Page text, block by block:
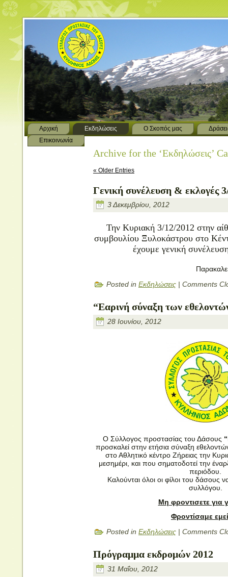
Αρχική Εκδηλώσεις Ο Σκοπός μας
Επικοινωνία
Archive for the ‘Εκδηλώσεις’
« Older Entries
Γενική συνέλευση & εκλογές
3 Δεκεμβρίου, 2012
Την Κυριακή 3/12/2012 στην
συμβουλίου Ξυλοκάστρου στο
έχουμε γενική
Posted in Εκδηλώσεις | Comments
“Εαρινή σύναξη των
28 Ιουνίου, 2012
Ο Σύλλογος προστασίας του Δάσους
προσκαλεί στην ετήσια σύναξη
στο Αθλητικό κέντρο Ζήρειας την
μεσημέρι, και που σηματοδοτεί την
περιόδου.
Καλούνται όλοι οι φίλοι του δάσους
συλλόγου.
Μη φροντισετε για
Φροντίσαμε
Posted in Εκδηλώσεις | Comments
Πρόγραμμα εκδρομών 2012
31 Μαΐου, 2012